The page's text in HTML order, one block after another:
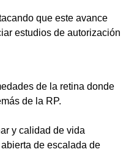
que este avance
estudios de autorización
de la retina donde
de la RP.
y calidad de vida
de escalada de